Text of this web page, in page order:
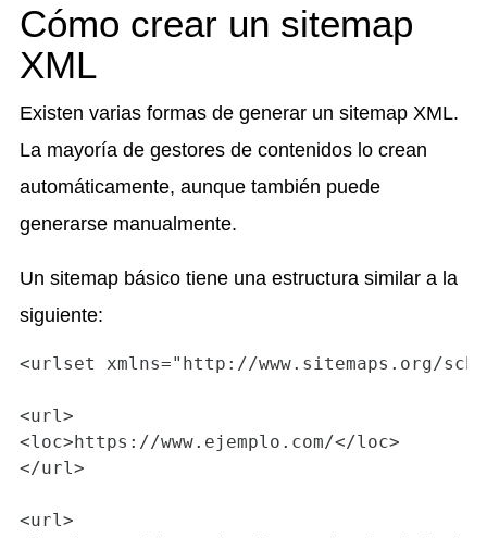
Cómo crear un sitemap
XML
Existen varias formas de generar un sitemap XML.
La mayoría de gestores de contenidos lo crean
automáticamente, aunque también puede
generarse manualmente.
Un sitemap básico tiene una estructura similar a la
siguiente:
<urlset xmlns="http://www.sitemaps.org/
<url>
<loc>https://www.ejemplo.com/</loc>
</url>
<url>